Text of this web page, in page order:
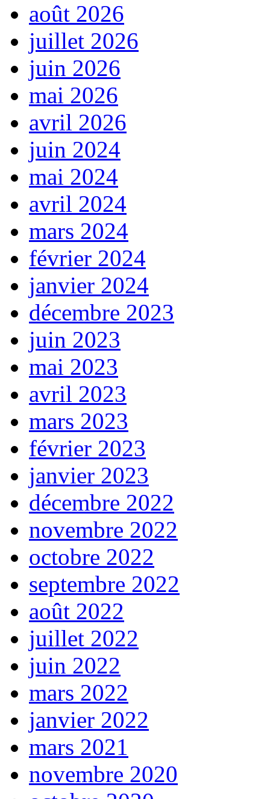
août 2026
juillet 2026
juin 2026
mai 2026
avril 2026
juin 2024
mai 2024
avril 2024
mars 2024
février 2024
janvier 2024
décembre 2023
juin 2023
mai 2023
avril 2023
mars 2023
février 2023
janvier 2023
décembre 2022
novembre 2022
octobre 2022
septembre 2022
août 2022
juillet 2022
juin 2022
mars 2022
janvier 2022
mars 2021
novembre 2020